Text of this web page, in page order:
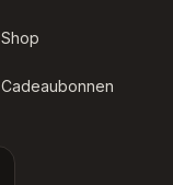
Shop
Cadeaubonnen